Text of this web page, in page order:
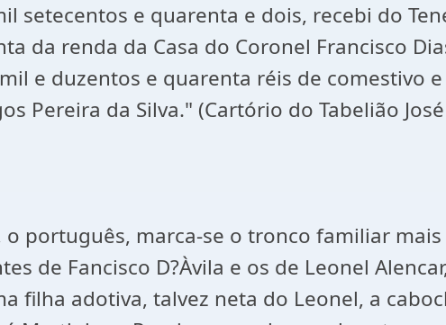
setecentos e quarenta e dois, recebi do
da renda da Casa do Coronel Francisco
e duzentos e quarenta réis de comestivo
Pereira da Silva." (Cartório do Tabelião
o português, marca-se o tronco familiar
de Fancisco D?Àvila e os de Leonel
filha adotiva, talvez neta do Leonel, a